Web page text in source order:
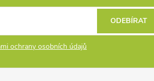
ochrany osobních údajů
ODEBÍRAT